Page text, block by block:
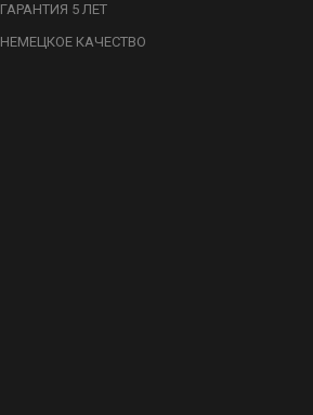
ГАРАНТИЯ 5 ЛЕТ
НЕМЕЦКОЕ КАЧЕСТВО